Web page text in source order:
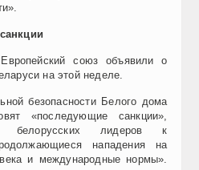
союз объявили о
на этой неделе.
безопасности Белого дома
«последующие санкции»,
белорусских лидеров к
нападения на
и международные нормы».